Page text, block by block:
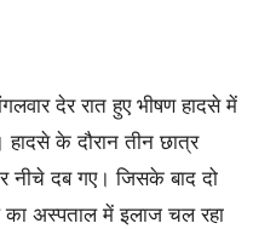
देर रात हुए भीषण हादसे में
हादसे के दौरान तीन छात्र
दब गए। जिसके बाद दो
का अस्पताल में इलाज चल रहा